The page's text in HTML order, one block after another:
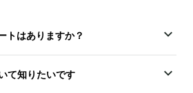
トはありますか？
て知りたいです